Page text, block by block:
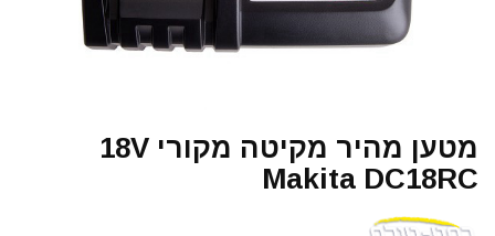
מטען מהיר מקיטה מקורי 18V
Makita DC18RC